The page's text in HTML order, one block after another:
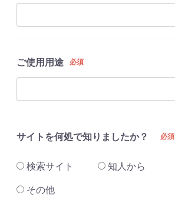
ご使用用途 必須
サイトを何処で知りましたか？ 必須
検索サイト 知人から
その他